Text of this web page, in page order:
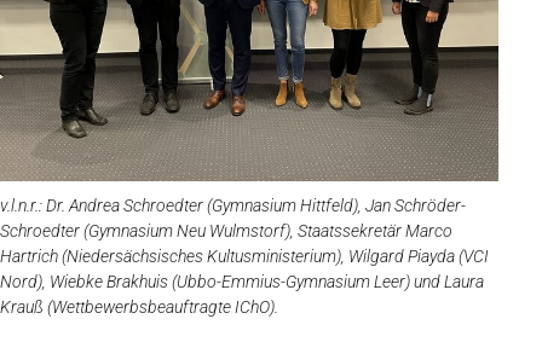
v.l.n.r.: Dr. Andrea Schroedter (Gymnasium Hittfeld), Jan Schröder-
Schroedter (Gymnasium Neu Wulmstorf), Staatssekretär Marco
Hartrich (Niedersächsisches Kultusministerium), Wilgard Piayda (VCI
Nord), Wiebke Brakhuis (Ubbo-Emmius-Gymnasium Leer) und Laura
Krauß (Wettbewerbsbeauftragte IChO).